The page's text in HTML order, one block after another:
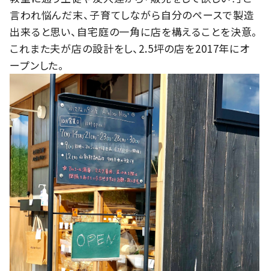
言われ悩んだ末、子育てしながら自分のペースで製造
出来ると思い、自宅庭の一角に店を構えることを決意。
これまた夫が店の設計をし、2.5坪の店を2017年にオ
ープンした。